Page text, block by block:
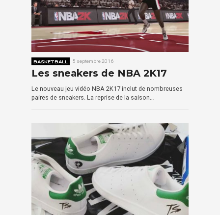
BASKETBALL 5 septembre 2016
Les sneakers de NBA 2K17
Le nouveau jeu vidéo NBA 2K17 inclut de nombreuses
paires de sneakers. La reprise de la saison…